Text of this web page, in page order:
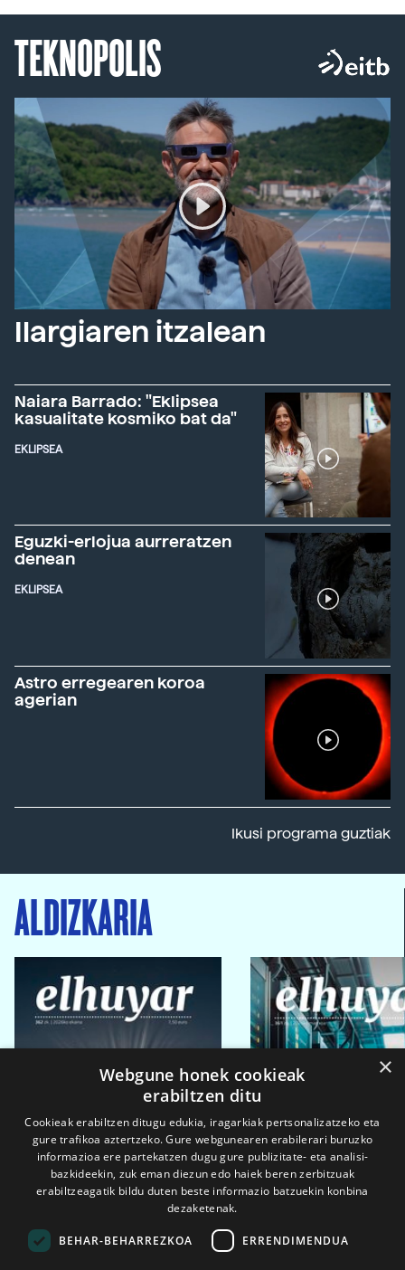
TEKNOPOLIS
Ilargiaren itzalean
Naiara Barrado: "Eklipsea
kasualitate kosmiko bat da"
EKLIPSEA
Eguzki-erlojua aurreratzen
denean
EKLIPSEA
Astro erregearen koroa
agerian
Ikusi programa guztiak
ALDIZKARIA
×
Webgune honek cookieak
erabiltzen ditu
Cookieak erabiltzen ditugu edukia, iragarkiak pertsonalizatzeko eta
gure trafikoa aztertzeko. Gure webgunearen erabilerari buruzko
informazioa ere partekatzen dugu gure publizitate- eta analisi-
bazkideekin, zuk eman diezun edo haiek beren zerbitzuak
erabiltzeagatik bildu duten beste informazio batzuekin konbina
dezaketenak.
BEHAR-BEHARREZKOA ERRENDIMENDUA